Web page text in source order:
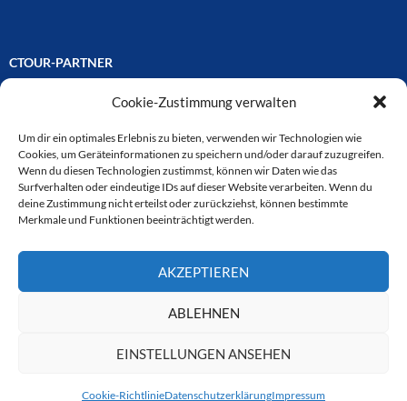
Cookie-Zustimmung verwalten
Um dir ein optimales Erlebnis zu bieten, verwenden wir Technologien wie
Cookies, um Geräteinformationen zu speichern und/oder darauf zuzugreifen.
Wenn du diesen Technologien zustimmst, können wir Daten wie das
Surfverhalten oder eindeutige IDs auf dieser Website verarbeiten. Wenn du
deine Zustimmung nicht erteilst oder zurückziehst, können bestimmte
Merkmale und Funktionen beeinträchtigt werden.
AKZEPTIEREN
ABLEHNEN
EINSTELLUNGEN ANSEHEN
Cookie-RichtlinieDatenschutzerklärungImpressum
CTOUR-PARTNER
Unsere Reisejournalisten-Vereinigung ist über Mitglieder und
ausgewählten Partnern der Medien- und Tourismusbranche
verbunden. Hier eine
Auswahl der Online-Plattformen:
CTOUR der Club der Tourismus-Journalisten. Wir freuen uns immer
über Anfragen von neuen Mitgliedern. Nehmen Sie bei Interesse über
das Kontaktformular Kontakt zu uns auf. CTOUR über 30 Jahre im
Dienst des Reisejournalismus.
Datenschutzerklärung Stolz präsentiert von WordPress